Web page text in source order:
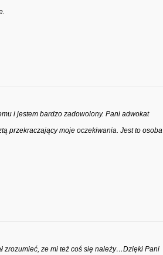
i jestem bardzo zadowolony. Pani adwokat
przekraczający moje oczekiwania. Jest to osoba
zrozumieć, ze mi też coś się należy…Dzięki Pani